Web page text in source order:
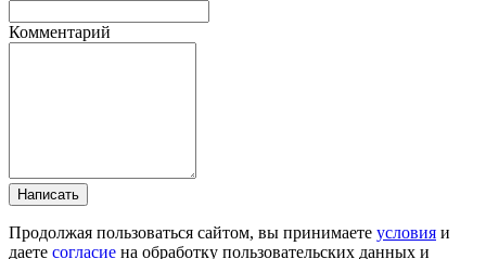
Комментарий
Написать
Продолжая пользоваться сайтом, вы принимаете условия и
даете согласие на обработку пользовательских данных и